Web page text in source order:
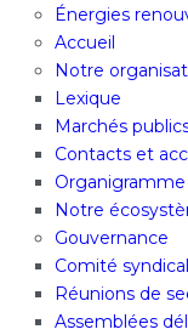
Énergies
Accueil
Notre
Lexique
Marchés
Contacts et
Organigramme
Notre
Gouvernance
Comité syndical
Réunions de
Assemblées